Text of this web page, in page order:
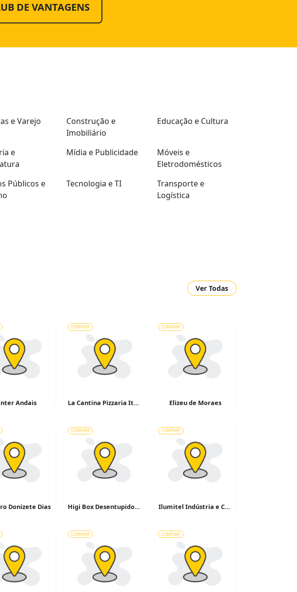
DE VANTAGENS
e Varejo
Construção e
Imobiliário
Educação e Cultura
e
Mídia e Publicidade
Móveis e
Eletrodomésticos
Públicos e
Tecnologia e TI
Transporte e
Logística
Ver Todas
Andais
COMPANY
La Cantina Pizzaria Italiana
COMPANY
Elizeu de Moraes
Donizete Dias
COMPANY
Higi Box Desentupidora e Dedetizadora
COMPANY
Ilumitel Indústria e Comércio de Materiais Elétricos
COMPANY COMPANY